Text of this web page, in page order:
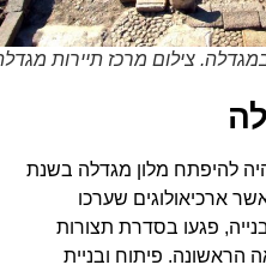
צילום מרכז תיירות מגדלה
להיפתח מלון מגדלה בשנת
ארכיאולוגים שערכו
פגעו בסדרת תצורות
פיתוח ובניית